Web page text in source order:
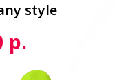
style
р.